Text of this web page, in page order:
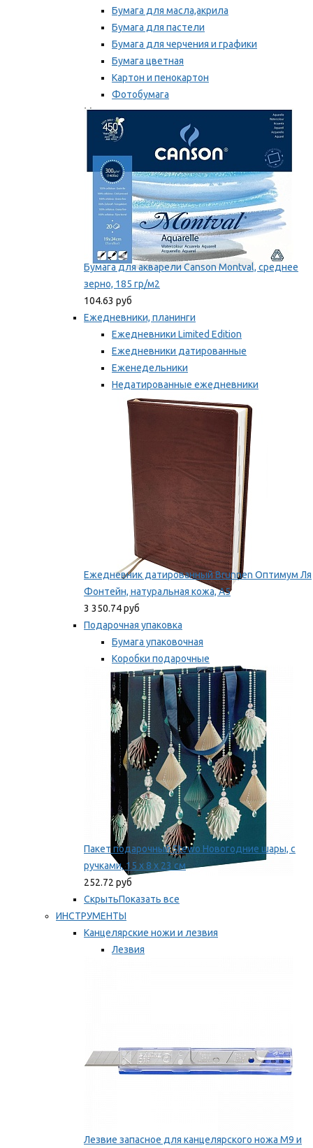
Бумага для масла,акрила
Бумага для пастели
Бумага для черчения и графики
Бумага цветная
Картон и пенокартон
Фотобумага
Мы рекомендуем
Бумага для акварели Canson Montval, среднее
зерно, 185 гр/м2
104.63 руб
Ежедневники, планинги
Ежедневники Limited Edition
Ежедневники датированные
Еженедельники
Недатированные ежедневники
Планинги
Мы рекомендуем
Ежедневник датированный Brunnen Оптимум Ля
Фонтейн, натуральная кожа, А5
3 350.74 руб
Подарочная упаковка
Бумага упаковочная
Коробки подарочные
Ленты, бобины
Мы рекомендуем
Пакет подарочный Stewo Новогодние шары, с
ручками, 15 х 8 х 23 см
252.72 руб
СкрытьПоказать все
ИНСТРУМЕНТЫ
Канцелярские ножи и лезвия
Лезвия
Лезвие запасное для канцелярского ножа M9 и